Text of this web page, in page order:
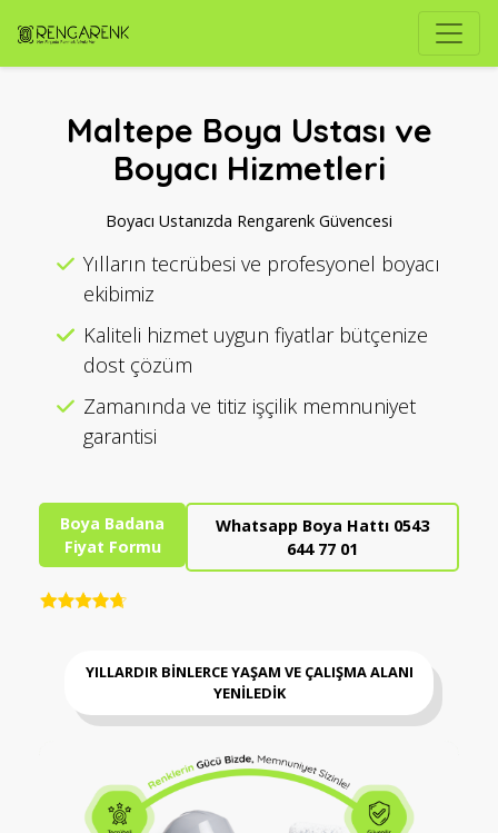
Maltepe Boya Ustası ve
Boyacı Hizmetleri
Boyacı Ustanızda Rengarenk Güvencesi
Yılların tecrübesi ve profesyonel boyacı
ekibimiz
Kaliteli hizmet uygun fiyatlar bütçenize
dost çözüm
Zamanında ve titiz işçilik memnuniyet
garantisi
Boya Badana
Fiyat Formu
Whatsapp Boya Hattı 0543
644 77 01
YILLARDIR BİNLERCE YAŞAM VE ÇALIŞMA ALANI
YENİLEDİK